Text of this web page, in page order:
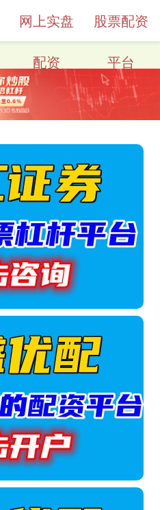
网上实盘
配资
股票配资
平台